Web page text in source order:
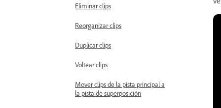
Eliminar clips
Reorganizar clips
Duplicar clips
Voltear clips
Mover clips de la pista principal a
la pista de superposición